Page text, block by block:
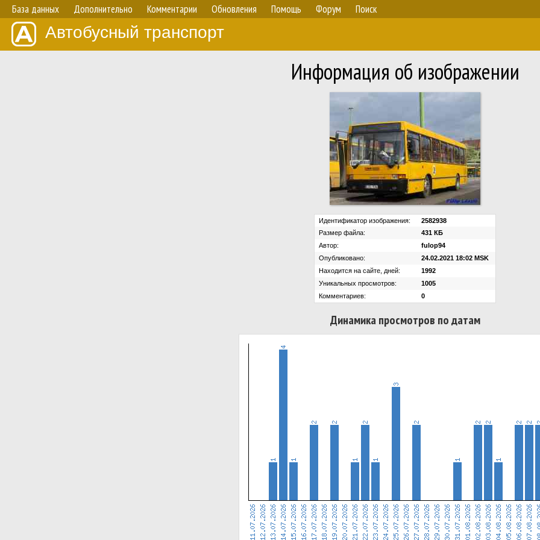
База данных Дополнительно Комментарии Обновления Помощь Форум Поиск
Автобусный транспорт
Информация об изображении
Идентификатор изображения:
2582938
Размер файла:
431 КБ
Автор:
fulop94
Опубликовано:
24.02.2021 18:02 MSK
Находится на сайте, дней:
1992
Уникальных просмотров:
1005
Комментариев:
0
Динамика просмотров по датам